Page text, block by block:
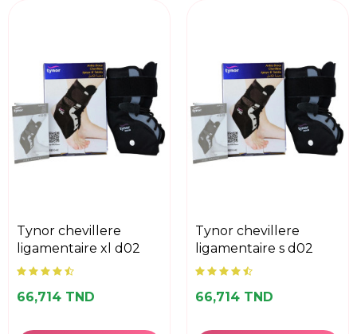
tynor chevillere
ligamentaire xl d02
66,714 TND
tynor chevillere
ligamentaire s d02
66,714 TND